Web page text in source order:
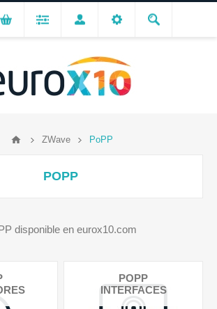
ZWave PoPP
POPP
disponible en eurox10.com
POPP
INTERFACES